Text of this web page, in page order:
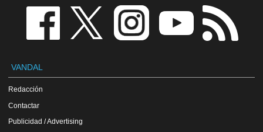
VANDAL
Redacción
Contactar
Publicidad / Advertising